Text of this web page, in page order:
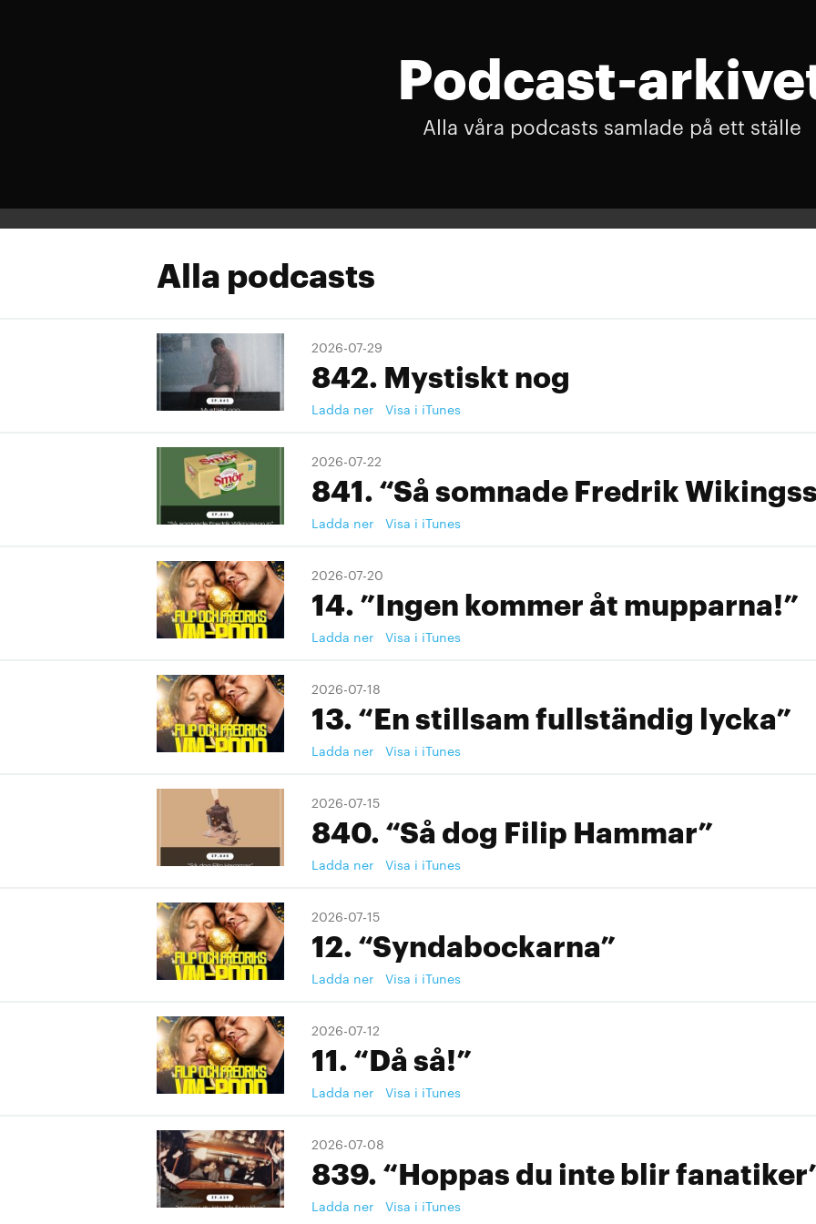
Podcast-
Alla våra podcasts samlade på ett ställe
Alla podcasts
2026-07-29
842. Mystiskt nog
Ladda ner Visa i iTunes
2026-07-22
841. “Så somnade Fredrik
Ladda ner Visa i iTunes
2026-07-20
14. ”Ingen kommer åt mupparna!”
Ladda ner Visa i iTunes
2026-07-18
13. “En stillsam fullständig lycka”
Ladda ner Visa i iTunes
2026-07-15
840. “Så dog Filip Hammar”
Ladda ner Visa i iTunes
2026-07-15
12. “Syndabockarna”
Ladda ner Visa i iTunes
2026-07-12
11. “Då så!”
Ladda ner Visa i iTunes
2026-07-08
839. “Hoppas du inte blir
Ladda ner Visa i iTunes